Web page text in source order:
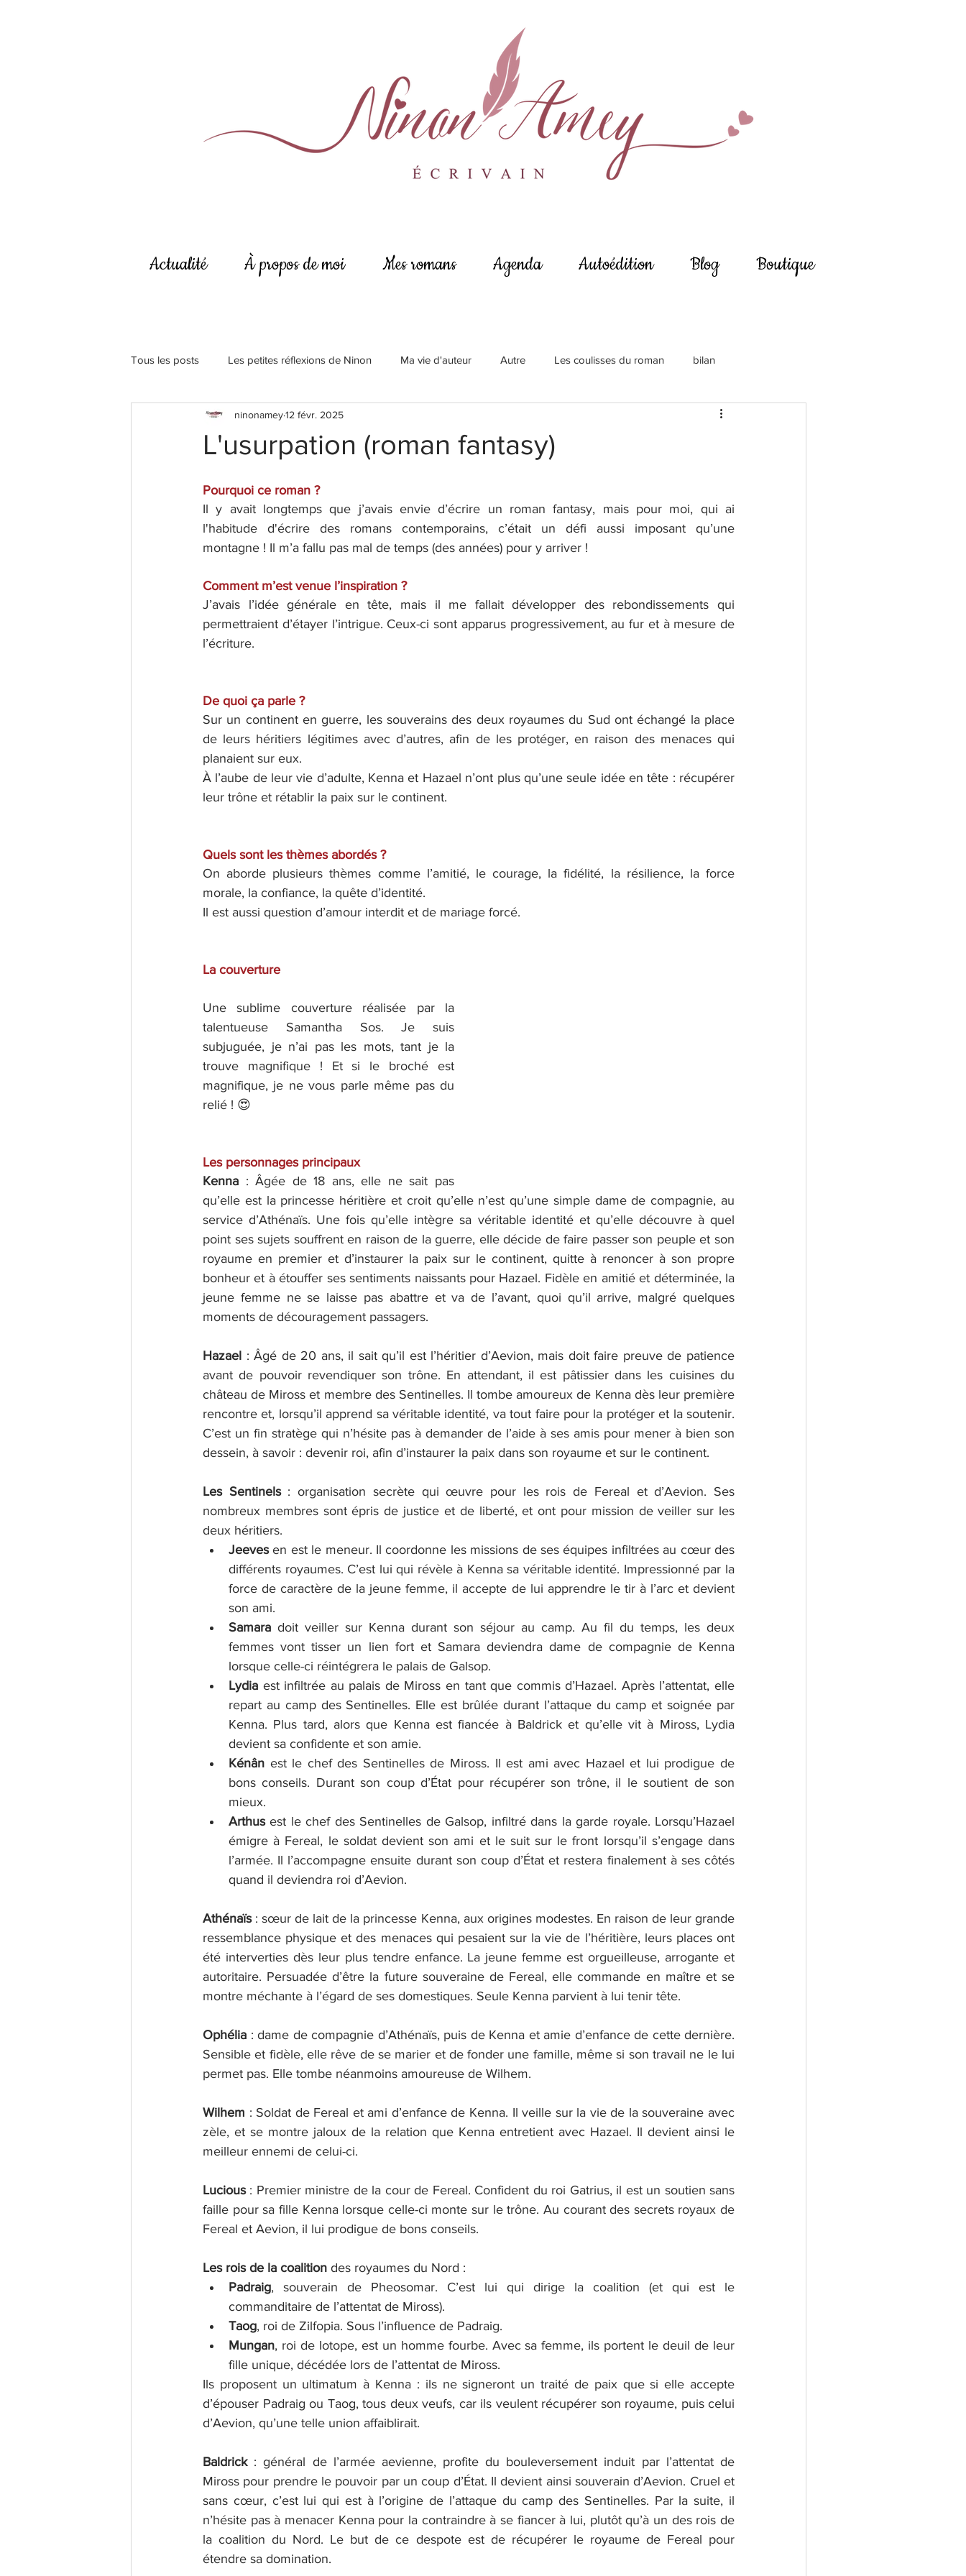
Actualité À propos de moi Mes romans Agenda Autoédition Blog Boutique
Tous les posts Les petites réflexions de Ninon Ma vie d'auteur Autre Les coulisses du roman bilan
L'usurpation (roman fantasy)
ninonamey12 févr. 2025
Pourquoi ce roman ?
Il y avait longtemps que j’avais envie d’écrire un roman fantasy, mais pour moi, qui ai
l'habitude d'écrire des romans contemporains, c’était un défi aussi imposant qu’une
montagne ! Il m’a fallu pas mal de temps (des années) pour y arriver !
Comment m’est venue l’inspiration ?
J’avais l’idée générale en tête, mais il me fallait développer des rebondissements qui
permettraient d’étayer l’intrigue. Ceux-ci sont apparus progressivement, au fur et à mesure de
l’écriture.
De quoi ça parle ?
Sur un continent en guerre, les souverains des deux royaumes du Sud ont échangé la place
de leurs héritiers légitimes avec d’autres, afin de les protéger, en raison des menaces qui
planaient sur eux.
À l’aube de leur vie d’adulte, Kenna et Hazael n’ont plus qu’une seule idée en tête : récupérer
leur trône et rétablir la paix sur le continent.
Quels sont les thèmes abordés ?
On aborde plusieurs thèmes comme l’amitié, le courage, la fidélité, la résilience, la force
morale, la confiance, la quête d’identité.
Il est aussi question d’amour interdit et de mariage forcé.
La couverture
Une sublime couverture réalisée par la
talentueuse Samantha Sos. Je suis
subjuguée, je n’ai pas les mots, tant je la
trouve magnifique ! Et si le broché est
magnifique, je ne vous parle même pas du
relié ! 😍
Les personnages principaux
Kenna : Âgée de 18 ans, elle ne sait pas
qu’elle est la princesse héritière et croit qu’elle n’est qu’une simple dame de compagnie, au
service d’Athénaïs. Une fois qu’elle intègre sa véritable identité et qu’elle découvre à quel
point ses sujets souffrent en raison de la guerre, elle décide de faire passer son peuple et son
royaume en premier et d’instaurer la paix sur le continent, quitte à renoncer à son propre
bonheur et à étouffer ses sentiments naissants pour Hazael. Fidèle en amitié et déterminée, la
jeune femme ne se laisse pas abattre et va de l’avant, quoi qu’il arrive, malgré quelques
moments de découragement passagers.
Hazael : Âgé de 20 ans, il sait qu’il est l’héritier d’Aevion, mais doit faire preuve de patience
avant de pouvoir revendiquer son trône. En attendant, il est pâtissier dans les cuisines du
château de Miross et membre des Sentinelles. Il tombe amoureux de Kenna dès leur première
rencontre et, lorsqu’il apprend sa véritable identité, va tout faire pour la protéger et la soutenir.
C’est un fin stratège qui n’hésite pas à demander de l’aide à ses amis pour mener à bien son
dessein, à savoir : devenir roi, afin d’instaurer la paix dans son royaume et sur le continent.
Les Sentinels : organisation secrète qui œuvre pour les rois de Fereal et d’Aevion. Ses
nombreux membres sont épris de justice et de liberté, et ont pour mission de veiller sur les
deux héritiers.
Jeeves en est le meneur. Il coordonne les missions de ses équipes infiltrées au cœur des
différents royaumes. C’est lui qui révèle à Kenna sa véritable identité. Impressionné par la
force de caractère de la jeune femme, il accepte de lui apprendre le tir à l’arc et devient
son ami.
Samara doit veiller sur Kenna durant son séjour au camp. Au fil du temps, les deux
femmes vont tisser un lien fort et Samara deviendra dame de compagnie de Kenna
lorsque celle-ci réintégrera le palais de Galsop.
Lydia est infiltrée au palais de Miross en tant que commis d’Hazael. Après l’attentat, elle
repart au camp des Sentinelles. Elle est brûlée durant l’attaque du camp et soignée par
Kenna. Plus tard, alors que Kenna est fiancée à Baldrick et qu’elle vit à Miross, Lydia
devient sa confidente et son amie.
Kénân est le chef des Sentinelles de Miross. Il est ami avec Hazael et lui prodigue de
bons conseils. Durant son coup d’État pour récupérer son trône, il le soutient de son
mieux.
Arthus est le chef des Sentinelles de Galsop, infiltré dans la garde royale. Lorsqu’Hazael
émigre à Fereal, le soldat devient son ami et le suit sur le front lorsqu’il s’engage dans
l’armée. Il l’accompagne ensuite durant son coup d’État et restera finalement à ses côtés
quand il deviendra roi d’Aevion.
Athénaïs : sœur de lait de la princesse Kenna, aux origines modestes. En raison de leur grande
ressemblance physique et des menaces qui pesaient sur la vie de l’héritière, leurs places ont
été interverties dès leur plus tendre enfance. La jeune femme est orgueilleuse, arrogante et
autoritaire. Persuadée d’être la future souveraine de Fereal, elle commande en maître et se
montre méchante à l’égard de ses domestiques. Seule Kenna parvient à lui tenir tête.
Ophélia : dame de compagnie d’Athénaïs, puis de Kenna et amie d’enfance de cette dernière.
Sensible et fidèle, elle rêve de se marier et de fonder une famille, même si son travail ne le lui
permet pas. Elle tombe néanmoins amoureuse de Wilhem.
Wilhem : Soldat de Fereal et ami d’enfance de Kenna. Il veille sur la vie de la souveraine avec
zèle, et se montre jaloux de la relation que Kenna entretient avec Hazael. Il devient ainsi le
meilleur ennemi de celui-ci.
Lucious : Premier ministre de la cour de Fereal. Confident du roi Gatrius, il est un soutien sans
faille pour sa fille Kenna lorsque celle-ci monte sur le trône. Au courant des secrets royaux de
Fereal et Aevion, il lui prodigue de bons conseils.
Les rois de la coalition des royaumes du Nord :
Padraig, souverain de Pheosomar. C’est lui qui dirige la coalition (et qui est le
commanditaire de l’attentat de Miross).
Taog, roi de Zilfopia. Sous l’influence de Padraig.
Mungan, roi de Iotope, est un homme fourbe. Avec sa femme, ils portent le deuil de leur
fille unique, décédée lors de l’attentat de Miross.
Ils proposent un ultimatum à Kenna : ils ne signeront un traité de paix que si elle accepte
d’épouser Padraig ou Taog, tous deux veufs, car ils veulent récupérer son royaume, puis celui
d’Aevion, qu’une telle union affaiblirait.
Baldrick : général de l’armée aevienne, profite du bouleversement induit par l’attentat de
Miross pour prendre le pouvoir par un coup d’État. Il devient ainsi souverain d’Aevion. Cruel et
sans cœur, c’est lui qui est à l’origine de l’attaque du camp des Sentinelles. Par la suite, il
n’hésite pas à menacer Kenna pour la contraindre à se fiancer à lui, plutôt qu’à un des rois de
la coalition du Nord. Le but de ce despote est de récupérer le royaume de Fereal pour
étendre sa domination.